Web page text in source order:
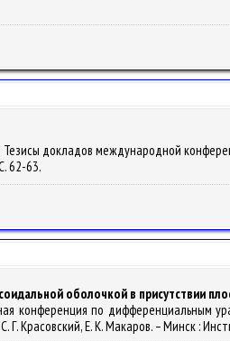
докладов международной
62-63.
оболочкой в присутствии
конференция по дифференциальным
Г. Красовский, Е. К. Макаров. – Минск :